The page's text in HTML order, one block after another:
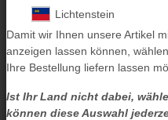
Lichtenstein
Damit wir Ihnen unsere Artikel
anzeigen lassen können,
Ihre Bestellung liefern lassen
Ist Ihr Land nicht dabei,
können diese Auswahl